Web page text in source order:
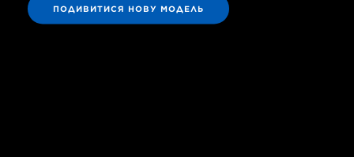
ПОДИВИТИСЯ НОВУ МОДЕЛЬ